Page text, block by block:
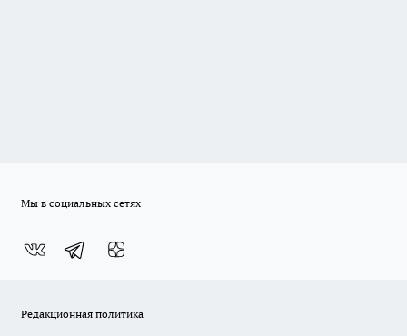
Мы в социальных сетях
Редакционная политика